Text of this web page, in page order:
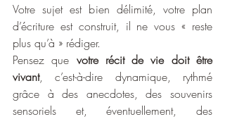
Votre sujet est bien délimité, votre plan
d’écriture est construit, il ne vous « reste
plus qu’à » rédiger.
Pensez que votre récit de vie doit être
vivant, c’est-à-dire dynamique, rythmé
grâce à des anecdotes, des souvenirs
sensoriels et, éventuellement, des